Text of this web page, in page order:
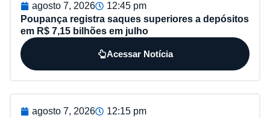
agosto 7, 2026
12:45 pm
Poupança registra saques superiores a depósitos
em R$ 7,15 bilhões em julho
Acessar Notícia
agosto 7, 2026 12:15 pm